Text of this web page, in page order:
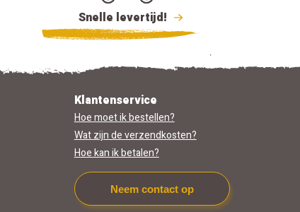
Snelle levertijd!
Klantenservice
Hoe moet ik bestellen?
Wat zijn de verzendkosten?
Hoe kan ik betalen?
Neem contact op